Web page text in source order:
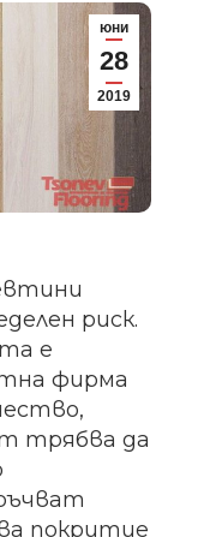
юни
28
2019
риск.
е
фирма
трябва да
покритие